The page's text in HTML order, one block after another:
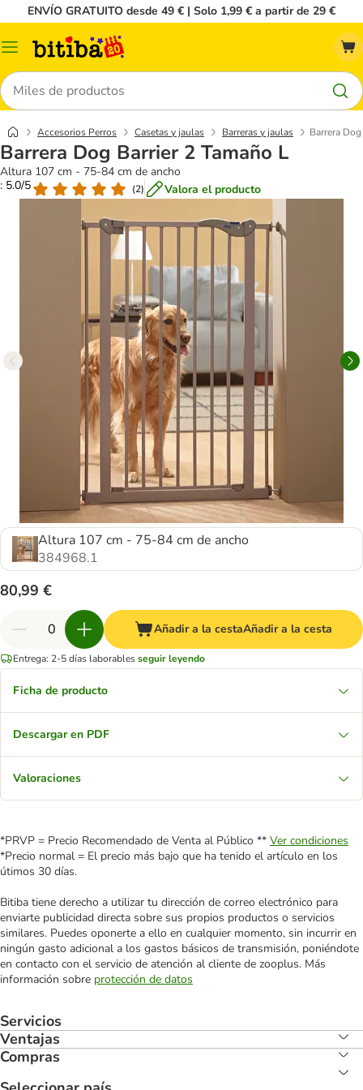
ENVÍO GRATUITO desde 49 € | Solo 1,99 € a partir de 29 €
Menú
Buscar
Accesorios Perros Casetas y jaulas Barreras y jaulas Barrera
Barrera Dog Barrier 2 Tamaño L
Altura 107 cm - 75-84 cm de ancho
: 5.0/5
(2) Valora el producto
Altura 107 cm - 75-84 cm de ancho
384968.1
80,99 €
Añadir a la cestaAñadir a la cesta
Entrega: 2-5 días laborablesseguir leyendo
Ficha de producto
Descargar en PDF
Valoraciones
*PRVP = Precio Recomendado de Venta al Público ** Ver condiciones
*Precio normal = El precio más bajo que ha tenido el artículo en los
útimos 30 días.
Bitiba tiene derecho a utilizar tu dirección de correo electrónico para
enviarte publicidad directa sobre sus propios productos o servicios
similares. Puedes oponerte a ello en cualquier momento, sin incurrir en
ningún gasto adicional a los gastos básicos de transmisión, poniéndote
en contacto con el servicio de atención al cliente de zooplus. Más
información sobre protección de datos
Servicios
Ventajas
Compras